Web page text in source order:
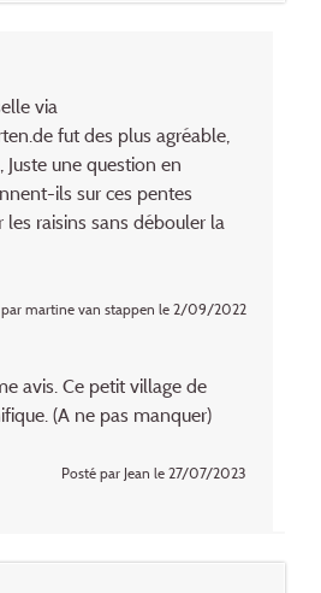
via
fut des plus agréable,
une question en
ils sur ces pentes
raisins sans débouler la
par martine van stappen le 2/09/2022
avis. Ce petit village de
(A ne pas manquer)
Posté par Jean le 27/07/2023